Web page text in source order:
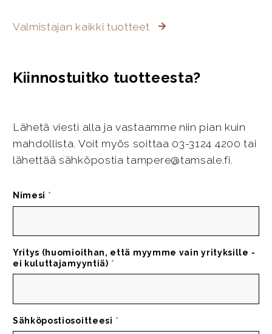
Valmistajan kaikki tuotteet
Kiinnostuitko tuotteesta?
Lähetä viesti alla ja vastaamme niin pian kuin
mahdollista. Voit myös soittaa 03-3124 4200 tai
lähettää sähköpostia tampere@tamsale.fi.
Nimesi *
Yritys (huomioithan, että myymme vain yrityksille -
ei kuluttajamyyntiä) *
Sähköpostiosoitteesi *